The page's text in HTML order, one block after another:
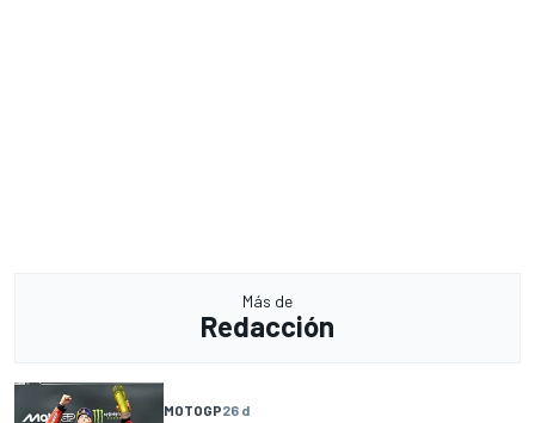
Más de
Redacción
MOTOGP26 d